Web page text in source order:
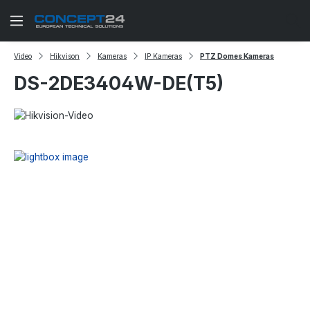
Zum Hauptinhalt springen
Video Hikvison Kameras IP Kameras PTZ Domes Kameras
DS-2DE3404W-DE(T5)